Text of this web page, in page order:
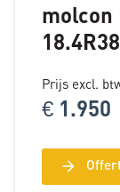
Prijs excl.
€ 1.950
arrow_forward